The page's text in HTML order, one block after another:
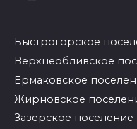
Быстрогорское
Верхнеобливское
Ермаковское
Жирновское
Зазерское поселение